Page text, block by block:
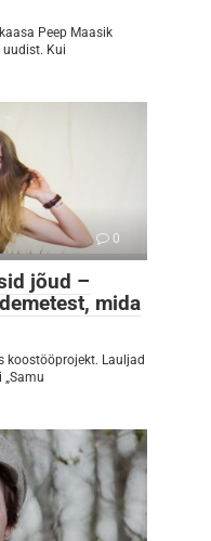
Peep Maasik
Kui
0
jõud –
mida
koostööprojekt. Lauljad
„Samu